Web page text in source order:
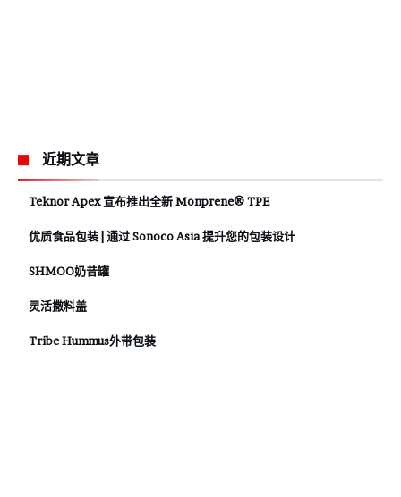
近期文章
Teknor Apex 宣布推出全新 Monprene® TPE
优质食品包装 | 通过 Sonoco Asia 提升您的包装设计
SHMOO奶昔罐
灵活撒料盖
Tribe Hummus外带包装